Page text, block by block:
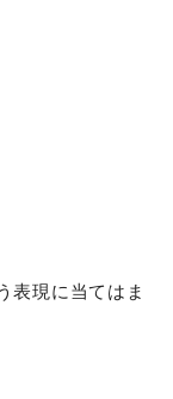
表現に当てはま